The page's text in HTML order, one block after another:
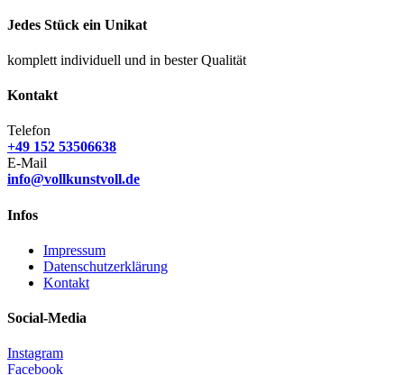
Jedes Stück ein Unikat
komplett individuell und in bester Qualität
Kontakt
Telefon
+49 152 53506638
E-Mail
info@vollkunstvoll.de
Infos
Impressum
Datenschutzerklärung
Kontakt
Social-Media
Instagram
Facebook